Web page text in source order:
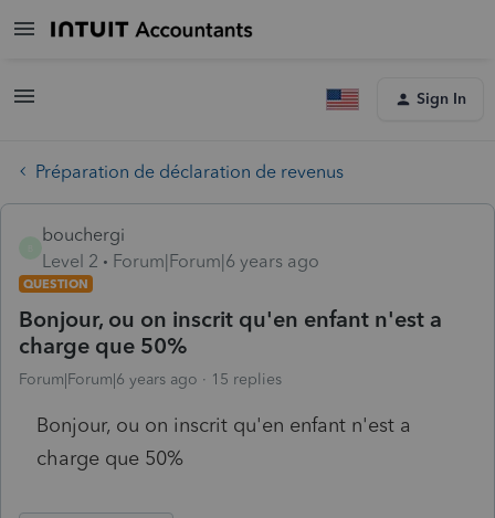
Sign In
Préparation de déclaration de revenus
bouchergi
Level 2
Forum|Forum|6 years ago
QUESTION
Bonjour, ou on inscrit qu'en enfant n'est a
charge que 50%
Forum|Forum|6 years ago 15 replies
Bonjour, ou on inscrit qu'en enfant n'est a
charge que 50%